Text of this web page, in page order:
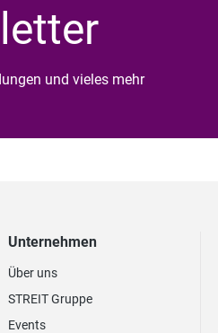
und vieles mehr
Unternehmen
Über uns
STREIT Gruppe
Events